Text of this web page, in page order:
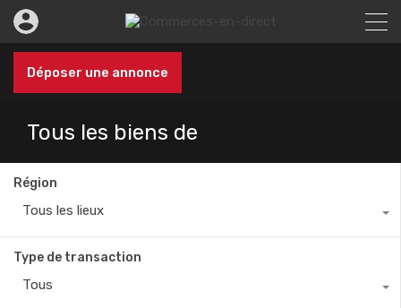
Déposer une annonce
Tous les biens de
Région
Tous les lieux
Type de transaction
Tous